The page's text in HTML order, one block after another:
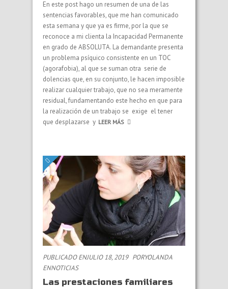
En este post hago un resumen de una de las
sentencias favorables, que me han comunicado
esta semana y que ya es firme, por la que se
reconoce a mi clienta la Incapacidad Permanente
en grado de ABSOLUTA. La demandante presenta
un problema psíquico consistente en un TOC
(agorafobia), al que se suman otra serie de
dolencias que, en su conjunto, le hacen imposible
realizar cualquier trabajo, que no sea meramente
residual, fundamentando este hecho en que para
la realización de un trabajo se exige el tener
que desplazarse y LEER MÁS
PUBLICADO ENJULIO 18, 2019 PORYOLANDA
ENNOTICIAS
Las prestaciones familiares